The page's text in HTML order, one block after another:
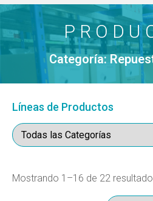
Categoría:
Líneas de Productos
Mostrando 1–16 de 22